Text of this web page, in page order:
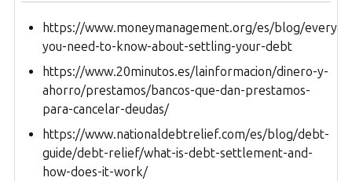
https://www.moneymanagement.org/es/blog/
you-need-to-know-about-settling-your-debt
https://www.20minutos.es/lainformacion/dinero-y-
ahorro/prestamos/bancos-que-dan-prestamos-
para-cancelar-deudas/
https://www.nationaldebtrelief.com/es/blog/debt-
guide/debt-relief/what-is-debt-settlement-and-
how-does-it-work/